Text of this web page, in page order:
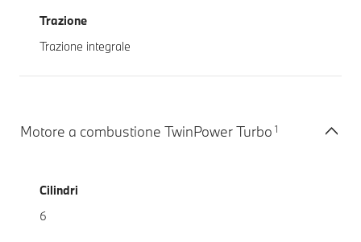
Trazione
Trazione integrale
Motore a combustione TwinPower Turbo 1
Cilindri
6